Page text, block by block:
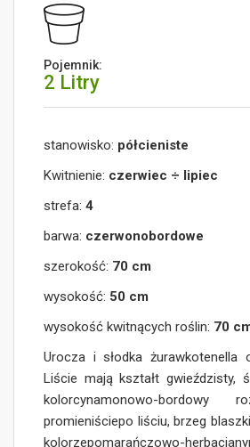
Pojemnik:
2 Litry
stanowisko: półcieniste
Kwitnienie: czerwiec ÷ lipiec
strefa:4
barwa: czerwonobordowe
szerokość: 70 cm
wysokość: 50 cm
wysokość kwitnących roślin: 70
Urocza i słodka żurawkotenella
Liście mają kształt gwieździsty,
kolorcynamonowo-bordowy
promieniściepo liściu, brzeg
kolorzepomarańczowo-